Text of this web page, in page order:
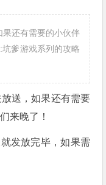
还有需要的小伙伴
爹游戏系列的攻略
送，如果还有需要
来晚了！
发放完毕，如果需